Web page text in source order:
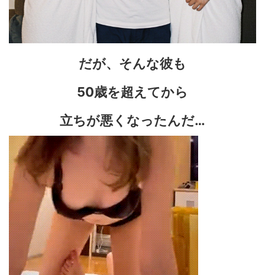
だが、そんな彼も
50歳を超えてから
立ちが悪くなったんだ…